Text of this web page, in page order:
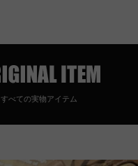
すべての実物アイテム